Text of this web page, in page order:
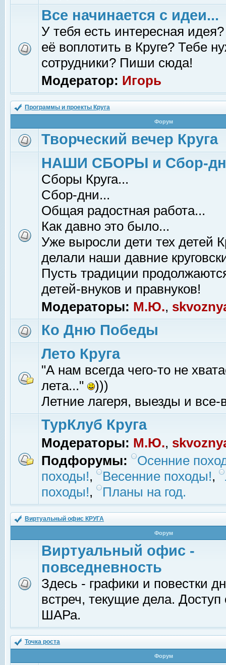
Все начинается с идеи...
У тебя есть интересная
её воплотить в Круге? Тебе
сотрудники? Пиши сюда!
Модератор: Игорь
Программы и проекты Круга
Форум
Творческий вечер Круга
НАШИ СБОРЫ и Сбор-
Сборы Круга...
Сбор-дни...
Общая радостная работа...
Как давно это было...
Уже выросли дети тех детей
делали наши давние
Пусть традиции
детей-внуков и правнуков!
Модераторы: М.Ю.,
Ко Дню Победы
Лето Круга
"А нам всегда чего-то не
лета..."
)))
Летние лагеря, выезды и все-
ТурКлуб Круга
Модераторы: М.Ю.,
Подфорумы:
Осенние
походы!, Весенние походы!,
походы!, Планы на год.
Виртуальный офис КРУГА
Форум
Виртуальный офис -
повседневность
Здесь - графики и повестки
встреч, текущие дела.
ШАРа.
Точка роста
Форум